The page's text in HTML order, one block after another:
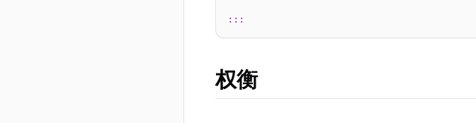
:::
权衡